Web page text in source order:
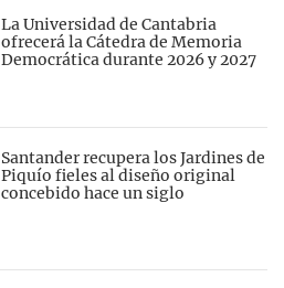
La Universidad de Cantabria
ofrecerá la Cátedra de Memoria
Democrática durante 2026 y 2027
Santander recupera los Jardines de
Piquío fieles al diseño original
concebido hace un siglo